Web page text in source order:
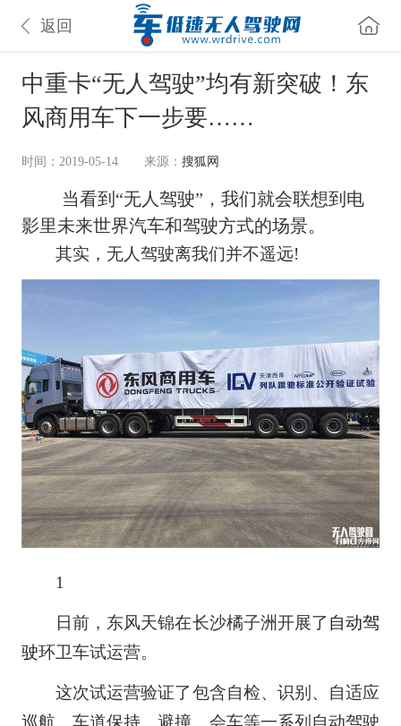
返回
中重卡“无人驾驶”均有新突破！东
风商用车下一步要……
时间：2019-05-14 来源： 搜狐网
当看到“无人驾驶”，我们就会联想到电
影里未来世界汽车和驾驶方式的场景。
其实，无人驾驶离我们并不遥远!
1
日前，东风天锦在长沙橘子洲开展了 自动驾
驶环卫车试运营。
这次试运营验证了包含自检、识别、自适应
巡航、车道保持、避撞、会车等一系列自动驾驶